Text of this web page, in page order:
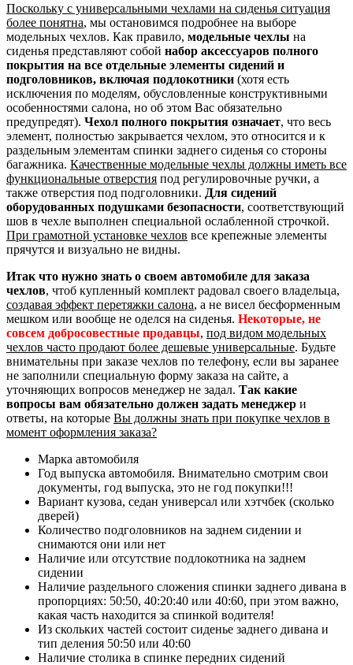
Поскольку с универсальными чехлами на сиденья ситуация
более понятна, мы остановимся подробнее на выборе
модельных чехлов. Как правило, модельные чехлы на
сиденья представляют собой набор аксессуаров полного
покрытия на все отдельные элементы сидений и
подголовников, включая подлокотники (хотя есть
исключения по моделям, обусловленные конструктивными
особенностями салона, но об этом Вас обязательно
предупредят). Чехол полного покрытия означает, что весь
элемент, полностью закрывается чехлом, это относится и к
раздельным элементам спинки заднего сиденья со стороны
багажника. Качественные модельные чехлы должны иметь все
функциональные отверстия под регулировочные ручки, а
также отверстия под подголовники. Для сидений
оборудованных подушками безопасности, соответствующий
шов в чехле выполнен специальной ослабленной строчкой.
При грамотной установке чехлов все крепежные элементы
прячутся и визуально не видны.
Итак что нужно знать о своем автомобиле для заказа
чехлов, чтоб купленный комплект радовал своего владельца,
создавая эффект перетяжки салона, а не висел бесформенным
мешком или вообще не оделся на сиденья. Некоторые, не
совсем добросовестные продавцы, под видом модельных
чехлов часто продают более дешевые универсальные. Будьте
внимательны при заказе чехлов по телефону, если вы заранее
не заполнили специальную форму заказа на сайте, а
уточняющих вопросов менеджер не задал. Так какие
вопросы вам обязательно должен задать менеджер и
ответы, на которые Вы должны знать при покупке чехлов в
момент оформления заказа?
Марка автомобиля
Год выпуска автомобиля. Внимательно смотрим свои
документы, год выпуска, это не год покупки!!!
Вариант кузова, седан универсал или хэтчбек (сколько
дверей)
Количество подголовников на заднем сидении и
снимаются они или нет
Наличие или отсутствие подлокотника на заднем
сидении
Наличие раздельного сложения спинки заднего дивана в
пропорциях: 50:50, 40:20:40 или 40:60, при этом важно,
какая часть находится за спинкой водителя!
Из скольких частей состоит сиденье заднего дивана и
тип деления 50:50 или 40:60
Наличие столика в спинке передних сидений